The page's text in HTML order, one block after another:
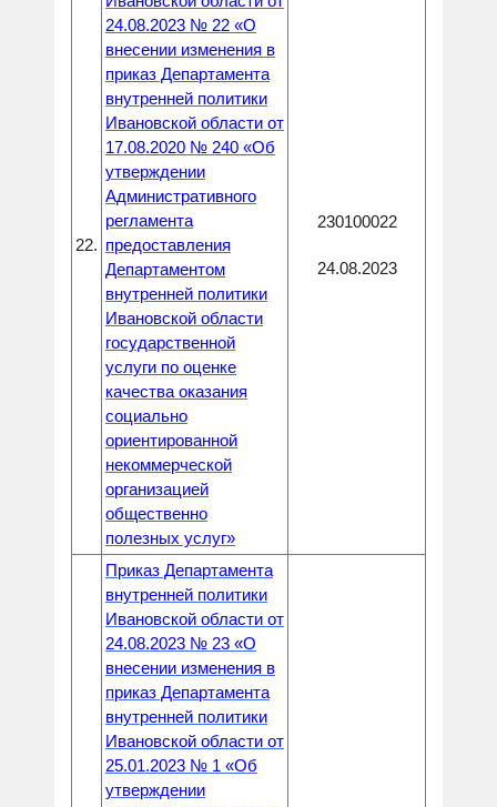
22.
24.08.2023 № 22 «О
внесении изменения в
приказ Департамента
внутренней политики
Ивановской области от
17.08.2020 № 240 «Об
утверждении
Административного
регламента
предоставления
Департаментом
внутренней политики
Ивановской области
государственной
услуги по оценке
качества оказания
социально
ориентированной
некоммерческой
организацией
общественно
полезных услуг»
230100022
24.08.2023
Приказ Департамента
внутренней политики
Ивановской области от
24.08.2023 № 23 «О
внесении изменения в
приказ Департамента
внутренней политики
Ивановской области от
25.01.2023 № 1 «Об
утверждении